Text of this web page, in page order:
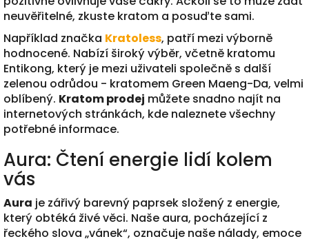
neuvěřitelné, zkuste kratom a posuďte sami.
Například značka Kratoless, patří mezi výborně
hodnocené. Nabízí široký výběr, včetně kratomu
Entikong, který je mezi uživateli společně s další
zelenou odrůdou - kratomem Green Maeng-Da, velmi
oblíbený. Kratom prodej můžete snadno najít na
internetových stránkách, kde naleznete všechny
potřebné informace.
Aura: Čtení energie lidí kolem
vás
Aura je zářivý barevný paprsek složený z energie,
který obtéká živé věci. Naše aura, pocházející z
řeckého slova „vánek“, označuje naše nálady, emoce